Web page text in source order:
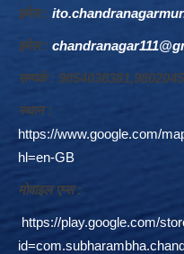
इमेल :
इमेल :
सम्पर्क :
स्थान :
https://www.google.com/
hl=en-GB
माेवाइल एप्स :
https://play.google.com/